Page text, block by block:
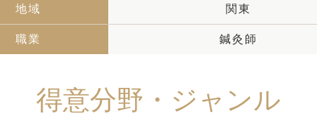
地域 関東
職業 鍼灸師
得意分野・ジャンル